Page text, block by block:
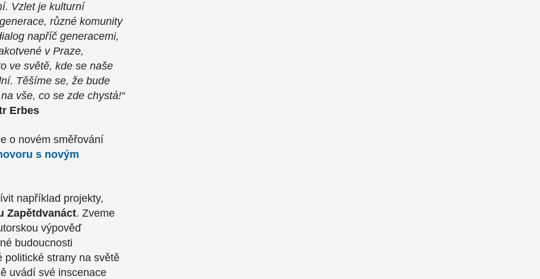
Vzlet je kulturní
různé komunity
napříč generacemi,
v Praze,
ve světě, kde se naše
Těšíme se, že bude
vše, co se zde chystá!“
Erbes
o novém směřování
s novým
například projekty,
Zapětdvanáct. Zveme
výpověď
budoucnosti
politické strany na světě
uvádí své inscenace